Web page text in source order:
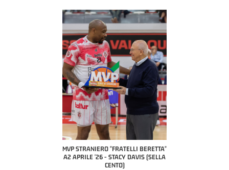
"FRATELLI BERETTA"
- STACY DAVIS (SELLA
MVP "FRATELLI BERETTA" SAMUEL
DILAS B NAZIONALE APRILE '26 -
MARCO RESTELLI (TAV TREVIGLIO